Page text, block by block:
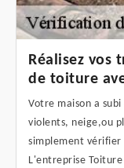
Réalisez vos
de toiture
Votre maison a
violents, neige,ou
simplement
L'entreprise Toiture